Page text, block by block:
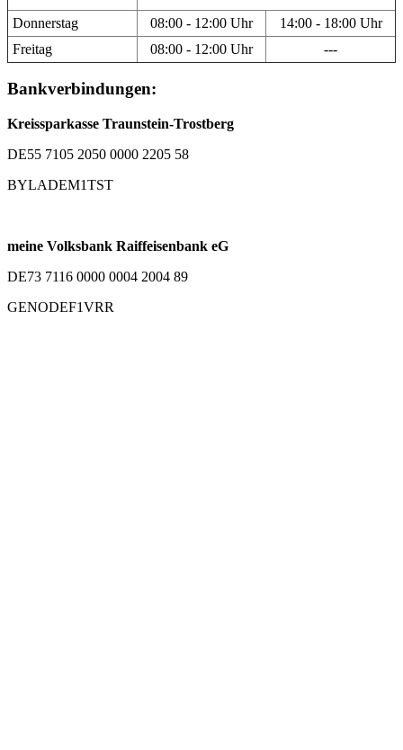
Donnerstag 08:00 - 12:00 Uhr
14:00 - 18:00 Uhr
Freitag
08:00 - 12:00 Uhr ---
Bankverbindungen:
Kreissparkasse Traunstein-Trostberg
DE55 7105 2050 0000 2205 58
BYLADEM1TST
meine Volksbank Raiffeisenbank eG
DE73 7116 0000 0004 2004 89
GENODEF1VRR